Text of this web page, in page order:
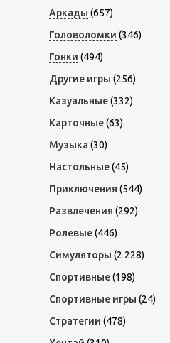
Аркады (657)
Головоломки (346)
Гонки (494)
Другие игры (256)
Казуальные(332)
Карточные(63)
Музыка (30)
Настольные(45)
Приключения (544)
Развлечения (292)
Ролевые(446)
Симуляторы (2 228)
Спортивные(198)
Спортивные игры (24)
Стратегии (478)